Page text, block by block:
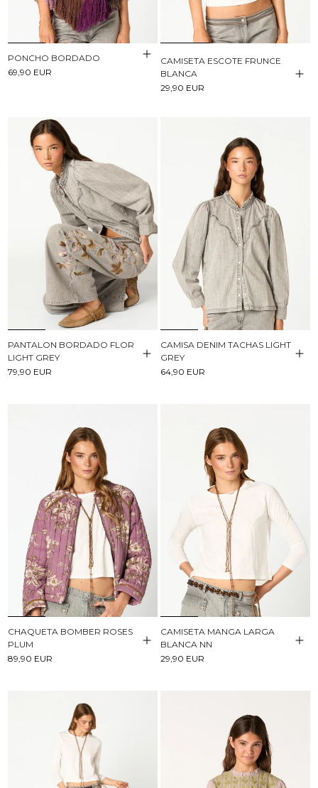
PONCHO BORDADO
69,90 EUR
CAMISETA ESCOTE FRUNCE
BLANCA
29,90 EUR
PANTALON BORDADO FLOR
LIGHT GREY
79,90 EUR
CAMISA DENIM TACHAS LIGHT
GREY
64,90 EUR
CHAQUETA BOMBER ROSES
PLUM
89,90 EUR
CAMISETA MANGA LARGA
BLANCA NN
29,90 EUR